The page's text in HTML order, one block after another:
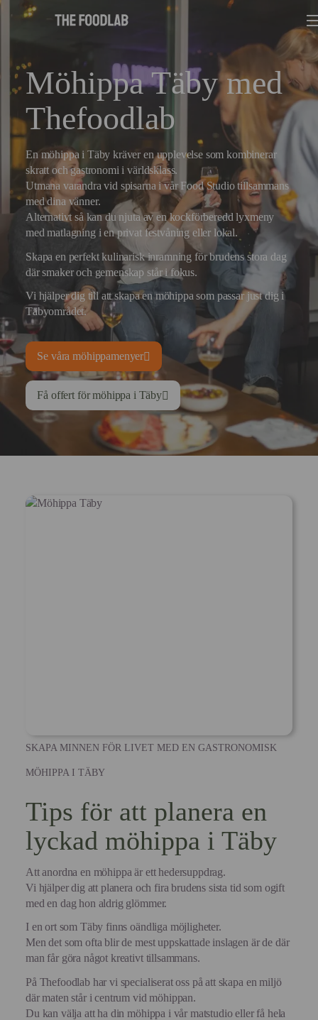
Möhippa Täby med
Thefoodlab
En möhippa i Täby kräver en upplevelse som kombinerar
skratt och gastronomi i världsklass.
Utmana varandra vid spisarna i vår Food Studio tillsammans
med dina vänner.
Alternativt så kan du njuta av en kockförberedd lyxmeny
med matlagning i en privat festvåning eller lokal.
Skapa en perfekt kulinarisk inramning för brudens stora dag
där smaker och gemenskap står i fokus.
Vi hjälper dig till att skapa en möhippa som passar just dig i
Täbyområdet.
Se våra möhippamenyer
Få offert för möhippa i Täby
SKAPA MINNEN FÖR LIVET MED EN GASTRONOMISK
MÖHIPPA I TÄBY
Tips för att planera en
lyckad möhippa i Täby
Att anordna en möhippa är ett hedersuppdrag.
Vi hjälper dig att planera och fira brudens sista tid som ogift
med en dag hon aldrig glömmer.
I en ort som Täby finns oändliga möjligheter.
Men det som ofta blir de mest uppskattade inslagen är de där
man får göra något kreativt tillsammans.
På Thefoodlab har vi specialiserat oss på att skapa en miljö
där maten står i centrum vid möhippan.
Du kan välja att ha din möhippa i vår matstudio eller få hela